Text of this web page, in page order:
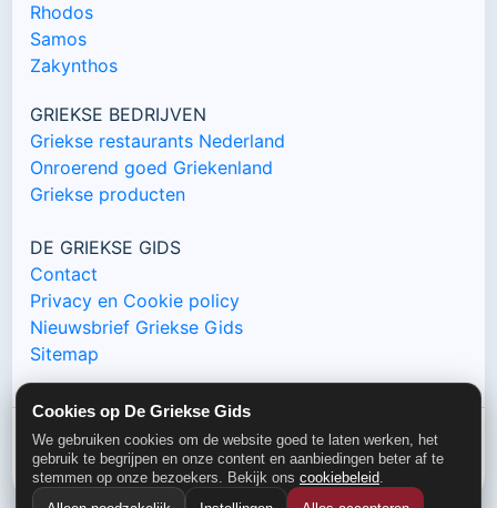
Cookies op De Griekse Gids
We gebruiken cookies om de website goed te laten werken, het
gebruik te begrijpen en onze content en aanbiedingen beter af te
stemmen op onze bezoekers. Bekijk ons cookiebeleid.
Rhodos
Samos
Zakynthos
GRIEKSE BEDRIJVEN
Griekse restaurants Nederland
Onroerend goed Griekenland
Griekse producten
DE GRIEKSE GIDS
Contact
Privacy en Cookie policy
Nieuwsbrief Griekse Gids
Sitemap
© De Griekse Gids 2000-2026